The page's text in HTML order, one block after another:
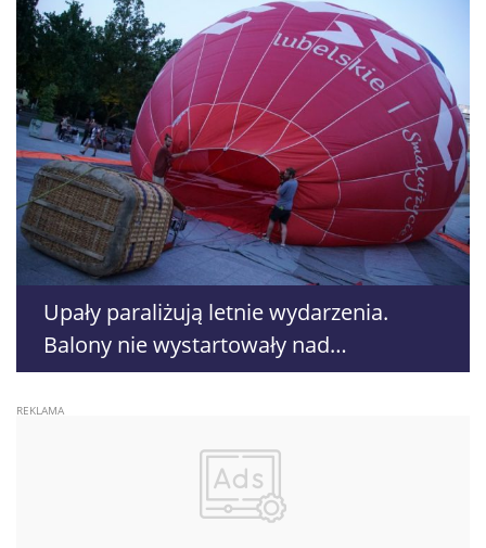
Upały paraliżują letnie wydarzenia.
Balony nie wystartowały nad
Nałęczowem, odwoływane są treningi i
warsztaty